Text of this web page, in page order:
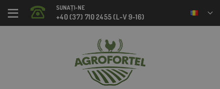
SUNAȚI-NE
+40 (37) 710 2455 (L-V 9-16)